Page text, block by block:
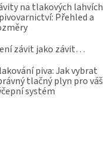
na tlakových lahvích
Přehled a
závit jako závit…
piva: Jak vybrat
tlačný plyn pro váš
systém